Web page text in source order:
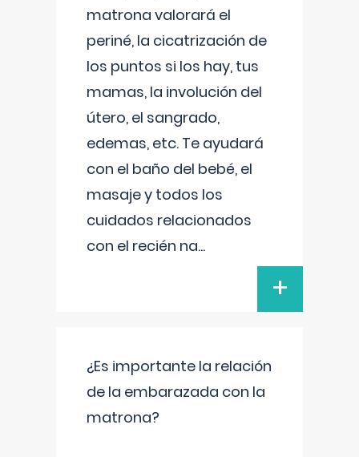
matrona valorará el
periné, la cicatrización de
los puntos si los hay, tus
mamas, la involución del
útero, el sangrado,
edemas, etc. Te ayudará
con el baño del bebé, el
masaje y todos los
cuidados relacionados
con el recién na...
+
¿Es importante la relación
de la embarazada con la
matrona?